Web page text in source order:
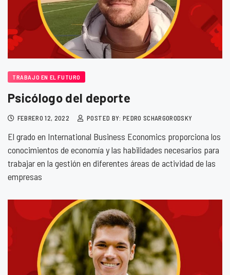
TRABAJO EN EL FUTURO
Psicólogo del deporte
FEBRERO 12, 2022 POSTED BY: PEDRO SCHARGORODSKY
El grado en International Business Economics proporciona los
conocimientos de economía y las habilidades necesarios para
trabajar en la gestión en diferentes áreas de actividad de las
empresas